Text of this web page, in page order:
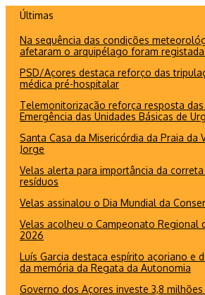
conteúdo
Últimas
Na sequência das condições
afetaram o arquipélago foram
PSD/Açores destaca reforço das
médica pré-hospitalar
Telemonitorização reforça resposta das
Emergência das Unidades Básicas de
Santa Casa da Misericórdia da Praia da
Jorge
Velas alerta para importância da
resíduos
Velas assinalou o Dia Mundial da
Velas acolheu o Campeonato Regional
2026
Luís Garcia destaca espírito açoriano e
da memória da Regata da Autonomia
Governo dos Açores investe 3,8